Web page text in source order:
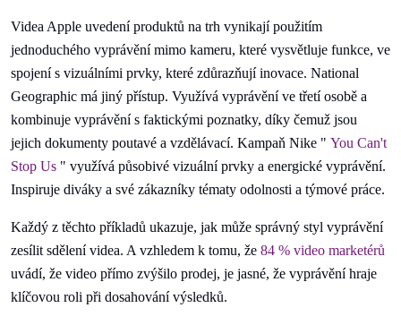
Videa Apple uvedení produktů na trh vynikají použitím
jednoduchého vyprávění mimo kameru, které vysvětluje funkce, ve
spojení s vizuálními prvky, které zdůrazňují inovace. National
Geographic má jiný přístup. Využívá vyprávění ve třetí osobě a
kombinuje vyprávění s faktickými poznatky, díky čemuž jsou
jejich dokumenty poutavé a vzdělávací. Kampaň Nike " You Can't
Stop Us " využívá působivé vizuální prvky a energické vyprávění.
Inspiruje diváky a své zákazníky tématy odolnosti a týmové práce.
Každý z těchto příkladů ukazuje, jak může správný styl vyprávění
zesílit sdělení videa. A vzhledem k tomu, že 84 % video marketérů
uvádí, že video přímo zvýšilo prodej, je jasné, že vyprávění hraje
klíčovou roli při dosahování výsledků.